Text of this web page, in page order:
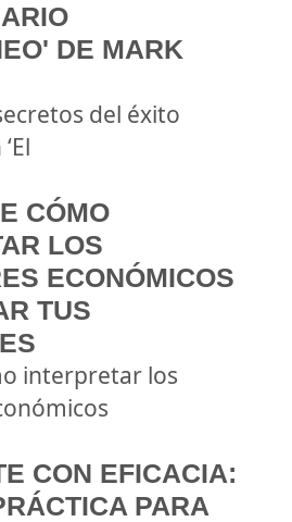
DE MARK
del éxito
CÓMO
LOS
ECONÓMICOS
TUS
interpretar los
CON EFICACIA:
PARA